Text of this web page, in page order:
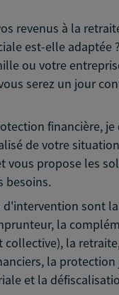
revenus à la
est-elle adaptée
ou votre
serez un jour
financière, je
de votre
vous propose les
besoins.
d'intervention sont
la
collective), la
la
et la